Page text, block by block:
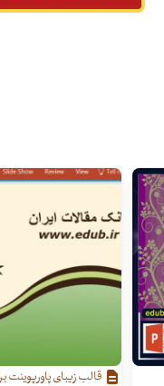
قالب زیبای پاورپوینت